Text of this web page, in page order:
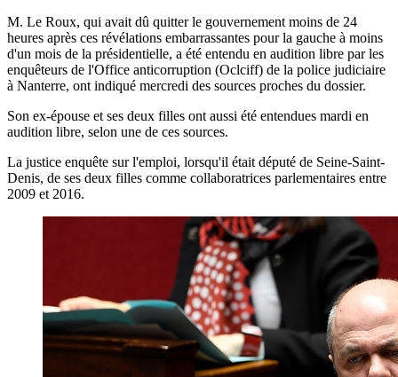
M. Le Roux, qui avait dû quitter le gouvernement moins de 24
heures après ces révélations embarrassantes pour la gauche à moins
d'un mois de la présidentielle, a été entendu en audition libre par les
enquêteurs de l'Office anticorruption (Oclciff) de la police judiciaire
à Nanterre, ont indiqué mercredi des sources proches du dossier.
Son ex-épouse et ses deux filles ont aussi été entendues mardi en
audition libre, selon une de ces sources.
La justice enquête sur l'emploi, lorsqu'il était député de Seine-Saint-
Denis, de ses deux filles comme collaboratrices parlementaires entre
2009 et 2016.